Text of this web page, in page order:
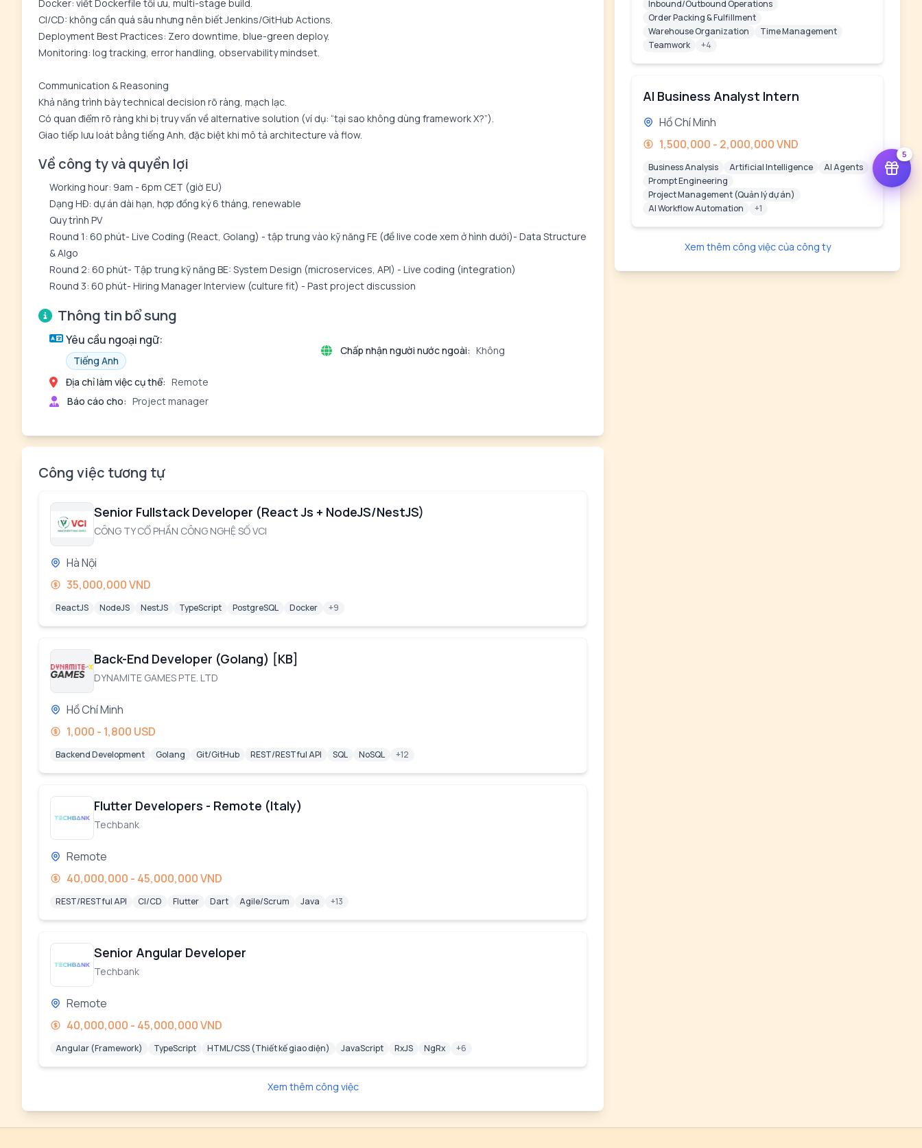
Docker: viết Dockerfile tối ưu, multi-stage build.
CI/CD: không cần quá sâu nhưng nên biết Jenkins/GitHub Actions.
Deployment Best Practices: Zero downtime, blue-green deploy.
Monitoring: log tracking, error handling, observability mindset.
Communication & Reasoning
Khả năng trình bày technical decision rõ ràng, mạch lạc.
Có quan điểm rõ ràng khi bị truy vấn về alternative solution (ví dụ: “tại sao không dùng framework X?”).
Giao tiếp lưu loát bằng tiếng Anh, đặc biệt khi mô tả architecture và flow.
Về công ty và quyền lợi
Working hour: 9am - 6pm CET (giờ EU)
Dạng HĐ: dự án dài hạn, hợp đồng ký 6 tháng, renewable
Quy trình PV
Round 1: 60 phút- Live Coding (React, Golang) - tập trung vào kỹ năng FE (đề live code xem ở hình dưới)- Data Structure
& Algo
Round 2: 60 phút- Tập trung kỹ năng BE: System Design (microservices, API) - Live coding (integration)
Round 3: 60 phút- Hiring Manager Interview (culture fit) - Past project discussion
Thông tin bổ sung
Yêu cầu ngoại ngữ:
Tiếng Anh
Chấp nhận người nước ngoài: Không
Địa chỉ làm việc cụ thể: Remote
Báo cáo cho: Project manager
Công việc tương tự
Senior Fullstack Developer (React Js + NodeJS/NestJS)
CÔNG TY CỔ PHẦN CÔNG NGHỆ SỐ VCI
Hà Nội
35,000,000 VND
ReactJS NodeJS NestJS TypeScript PostgreSQL Docker +9
Back-End Developer (Golang) [KB]
DYNAMITE GAMES PTE. LTD
Hồ Chí Minh
1,000 - 1,800 USD
Backend Development Golang Git/GitHub REST/RESTful API SQL NoSQL +12
Flutter Developers - Remote (Italy)
Techbank
Remote
40,000,000 - 45,000,000 VND
REST/RESTful API CI/CD Flutter Dart Agile/Scrum Java +13
Senior Angular Developer
Techbank
Remote
40,000,000 - 45,000,000 VND
Angular (Framework) TypeScript HTML/CSS (Thiết kế giao diện) JavaScript RxJS NgRx +6
Xem thêm công việc
Inbound/Outbound Operations
Order Packing & Fulfillment
Warehouse Organization
Time Management
Teamwork
+4
AI Business Analyst Intern
Hồ Chí Minh
1,500,000 - 2,000,000 VND
Business Analysis Artificial Intelligence
AI Agents
Prompt Engineering
Project Management (Quản lý dự án)
AI Workflow Automation
+1
Xem thêm công việc của công ty
5